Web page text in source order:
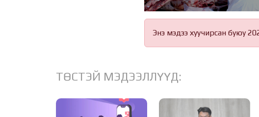
Энэ мэдээ хуучирсан буюу
ТӨСТЭЙ МЭДЭЭЛЛҮҮД: